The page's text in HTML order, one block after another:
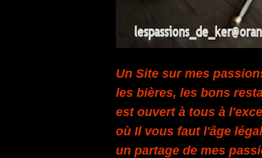
Un Site sur mes
les bières, les bons
est ouvert à tous à
où Il vous faut l'âge
un partage de mes